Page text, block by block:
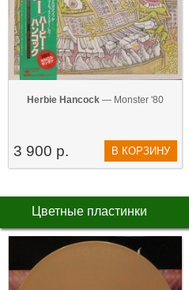
Herbie Hancock — Monster '80
3 900 р. В КОРЗИНУ
Цветные пластинки